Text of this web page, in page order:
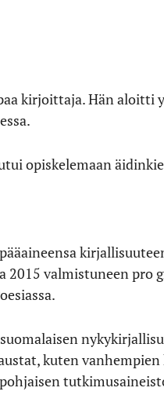
kirjoittaja. Hän aloitti
opiskelemaan
valmistuneen pro
kuten